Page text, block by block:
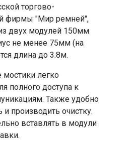
торгово-
фирмы "Мир ремней",
двух модулей 150мм
не менее 75мм (на
длина до 3.8м.
легко
полного доступа к
Также удобно
производить очистку.
вставлять в модули